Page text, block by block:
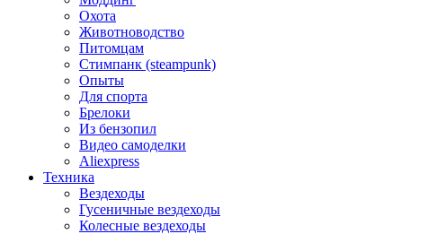
Охота
Животноводство
Питомцам
Стимпанк (steampunk)
Опыты
Для спорта
Брелоки
Из бензопил
Видео самоделки
Aliexpress
Техника
Вездеходы
Гусеничные вездеходы
Колесные вездеходы